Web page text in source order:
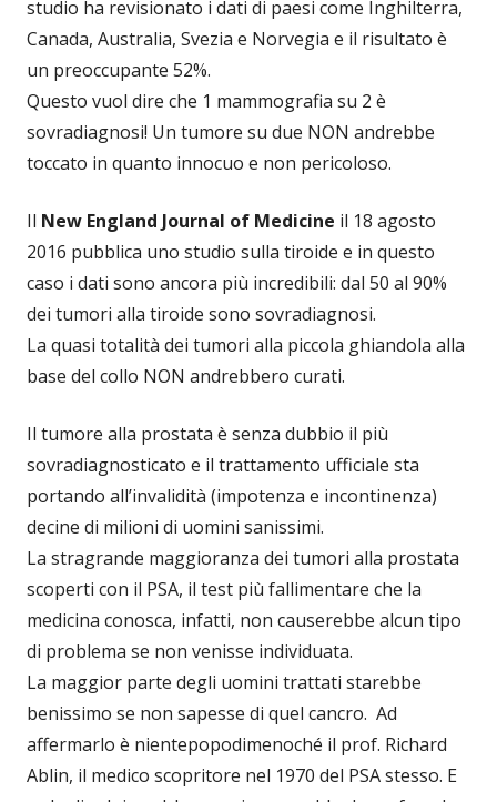
studio ha revisionato i dati di paesi come Inghilterra,
Canada, Australia, Svezia e Norvegia e il risultato è
un preoccupante 52%.
Questo vuol dire che 1 mammografia su 2 è
sovradiagnosi! Un tumore su due NON andrebbe
toccato in quanto innocuo e non pericoloso.
Il New England Journal of Medicine il 18 agosto
2016 pubblica uno studio sulla tiroide e in questo
caso i dati sono ancora più incredibili: dal 50 al 90%
dei tumori alla tiroide sono sovradiagnosi.
La quasi totalità dei tumori alla piccola ghiandola alla
base del collo NON andrebbero curati.
Il tumore alla prostata è senza dubbio il più
sovradiagnosticato e il trattamento ufficiale sta
portando all’invalidità (impotenza e incontinenza)
decine di milioni di uomini sanissimi.
La stragrande maggioranza dei tumori alla prostata
scoperti con il PSA, il test più fallimentare che la
medicina conosca, infatti, non causerebbe alcun tipo
di problema se non venisse individuata.
La maggior parte degli uomini trattati starebbe
benissimo se non sapesse di quel cancro. Ad
affermarlo è nientepopodimenoché il prof. Richard
Ablin, il medico scopritore nel 1970 del PSA stesso. E